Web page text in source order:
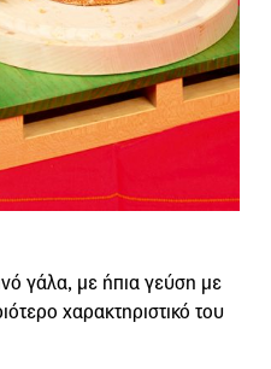
γάλα, με ήπια γεύση με
χαρακτηριστικό του